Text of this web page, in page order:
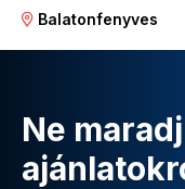
Balatonfenyves
Ne